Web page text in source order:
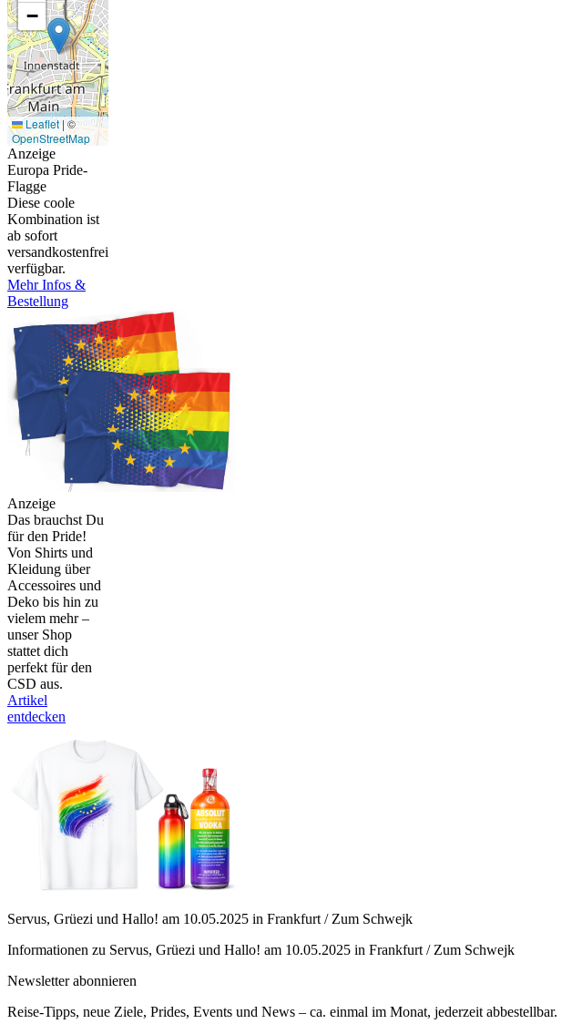
−
Leaflet|©
OpenStreetMap
Anzeige
Europa Pride-
Flagge
Diese coole
Kombination ist
ab sofort
versandkostenfrei
verfügbar.
Mehr Infos &
Bestellung
Anzeige
Das brauchst Du
für den Pride!
Von Shirts und
Kleidung über
Accessoires und
Deko bis hin zu
vielem mehr –
unser Shop
stattet dich
perfekt für den
CSD aus.
Artikel
entdecken
Servus, Grüezi und Hallo! am 10.05.2025 in Frankfurt / Zum Schwejk
Informationen zu Servus, Grüezi und Hallo! am 10.05.2025 in Frankfurt / Zum Schwejk
Newsletter abonnieren
Reise-Tipps, neue Ziele, Prides, Events und News – ca. einmal im Monat, jederzeit abbestellbar.